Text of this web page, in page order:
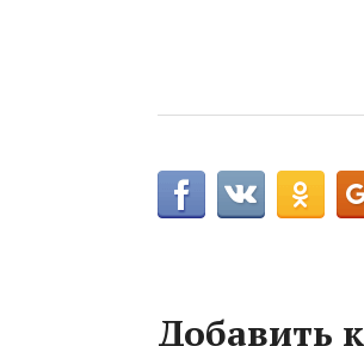
Добавить